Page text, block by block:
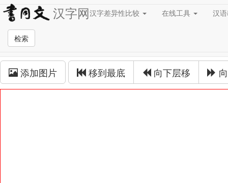
汉字网汉字差异性比较 在线工具 汉
检索
草书在线
添加图片 移到最底 向下层移